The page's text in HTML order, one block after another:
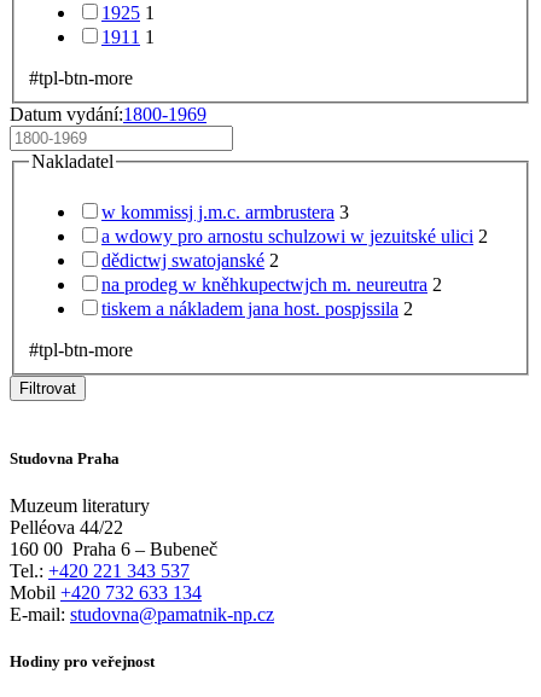
1925 1
1911 1
#tpl-btn-more
Datum vydání:1800-1969
Nakladatel
w kommissj j.m.c. armbrustera 3
a wdowy pro arnostu schulzowi w jezuitské ulici 2
dědictwj swatojanské 2
na prodeg w kněhkupectwjch m. neureutra 2
tiskem a nákladem jana host. pospjssila 2
#tpl-btn-more
Filtrovat
Studovna Praha
Muzeum literatury
Pelléova 44/22
160 00 Praha 6 – Bubeneč
Tel.: +420 221 343 537
Mobil +420 732 633 134
E-mail: studovna@pamatnik-np.cz
Hodiny pro veřejnost